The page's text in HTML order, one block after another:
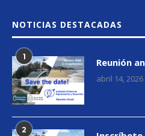
NOTICIAS DESTACADAS
1 Reunión
abril 14, 2026
2